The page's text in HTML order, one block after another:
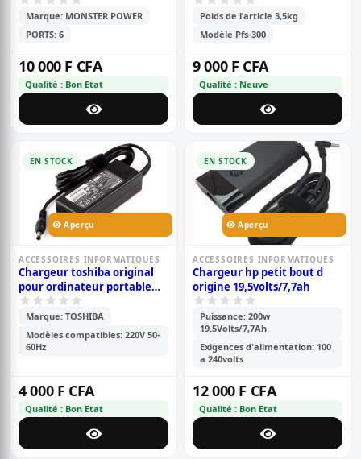
Marque: MONSTER POWER
PORTS: 6
10 000 F CFA
Qualité : Bon Etat
Poids de l’article 3,5kg
Modèle Pfs-300
9 000 F CFA
Qualité : Neuve
EN STOCK
Aperçu
ACCESSOIRES INFORMATIQUES
Chargeur toshiba original
pour ordinateur portable
19v/ 2.37a
Marque: TOSHIBA
Modèles compatibles: 220V 50-
60Hz
4 000 F CFA
Qualité : Bon Etat
EN STOCK
Aperçu
ACCESSOIRES INFORMATIQUES
Chargeur hp petit bout d
origine 19,5volts/7,7ah
Puissance: 200w
19.5Volts/7,7Ah
Exigences d'alimentation: 100
a 240volts
12 000 F CFA
Qualité : Bon Etat